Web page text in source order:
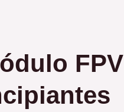
FPV